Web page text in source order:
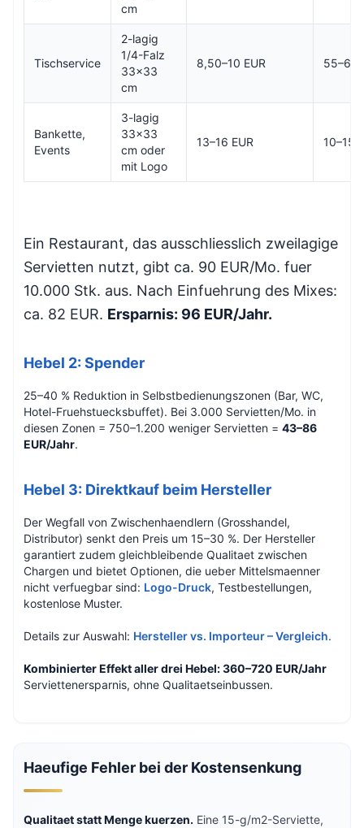
cm
Tischservice
2-lagig
1/4-Falz
33x33
cm
8,50–10 EUR 55–60
Bankette,
Events
3-lagig
33x33
cm oder
mit Logo
13–16 EUR 10–15
Ein Restaurant, das ausschliesslich zweilagige
Servietten nutzt, gibt ca. 90 EUR/Mo. fuer
10.000 Stk. aus. Nach Einfuehrung des Mixes:
ca. 82 EUR. Ersparnis: 96 EUR/Jahr.
Hebel 2: Spender
25–40 % Reduktion in Selbstbedienungszonen (Bar, WC,
Hotel-Fruehstuecksbuffet). Bei 3.000 Servietten/Mo. in
diesen Zonen = 750–1.200 weniger Servietten = 43–86
EUR/Jahr.
Hebel 3: Direktkauf beim Hersteller
Der Wegfall von Zwischenhaendlern (Grosshandel,
Distributor) senkt den Preis um 15–30 %. Der Hersteller
garantiert zudem gleichbleibende Qualitaet zwischen
Chargen und bietet Optionen, die ueber Mittelsmaenner
nicht verfuegbar sind: Logo-Druck, Testbestellungen,
kostenlose Muster.
Details zur Auswahl: Hersteller vs. Importeur – Vergleich.
Kombinierter Effekt aller drei Hebel: 360–720 EUR/Jahr
Serviettenersparnis, ohne Qualitaetseinbussen.
Haeufige Fehler bei der Kostensenkung
Qualitaet statt Menge kuerzen. Eine 15-g/m2-Serviette,